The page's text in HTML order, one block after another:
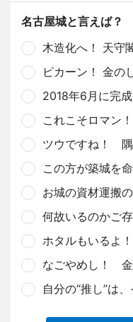
名古屋城と言えば？
木造化へ！ 天守
ピカーン！ 金の
2018年6月に完
これこそロマン
ツウですね！
この方が築城を
お城の資材運搬
何故いるのかご
ホタルもいるよ
なごやめし！
自分の“推し”は